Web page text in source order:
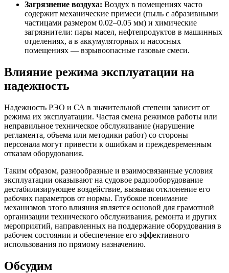
Загрязнение воздуха: Воздух в помещениях часто
содержит механические примеси (пыль с абразивными
частицами размером 0.02–0.05 мм) и химические
загрязнители: пары масел, нефтепродуктов в машинных
отделениях, а в аккумуляторных и насосных
помещениях — взрывоопасные газовые смеси.
Влияние режима эксплуатации на
надежность
Надежность РЭО и СА в значительной степени зависит от
режима их эксплуатации. Частая смена режимов работы или
неправильное техническое обслуживание (нарушение
регламента, объема или методики работ) со стороны
персонала могут привести к ошибкам и преждевременным
отказам оборудования.
Таким образом, разнообразные и взаимосвязанные условия
эксплуатации оказывают на судовое радиооборудование
дестабилизирующее воздействие, вызывая отклонение его
рабочих параметров от нормы. Глубокое понимание
механизмов этого влияния является основой для грамотной
организации технического обслуживания, ремонта и других
мероприятий, направленных на поддержание оборудования в
рабочем состоянии и обеспечение его эффективного
использования по прямому назначению.
Обсудим